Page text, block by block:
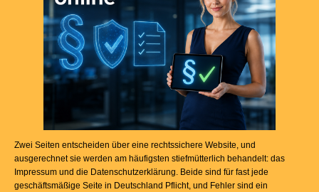
Zwei Seiten entscheiden über eine rechtssichere Website, und
ausgerechnet sie werden am häufigsten stiefmütterlich behandelt: das
Impressum und die Datenschutzerklärung. Beide sind für fast jede
geschäftsmäßige Seite in Deutschland Pflicht, und Fehler sind ein